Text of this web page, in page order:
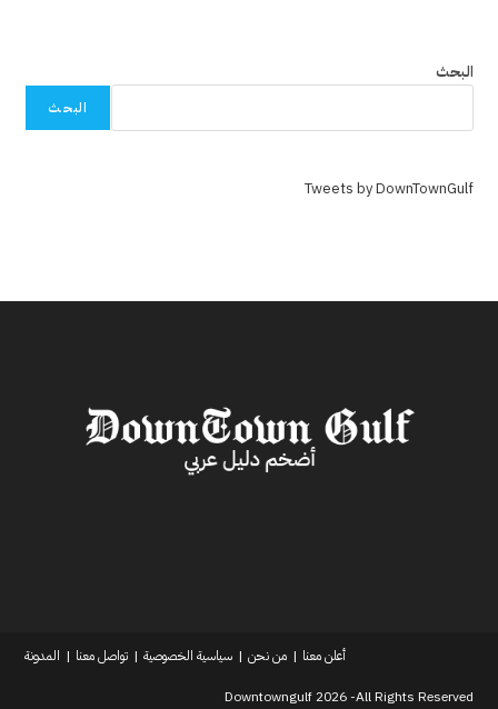
البحث
البحث
Tweets by DownTownGulf
أعلن معنا من نحن سياسية الخصوصية تواصل معنا المدونة
Downtowngulf 2026 -All Rights Reserved